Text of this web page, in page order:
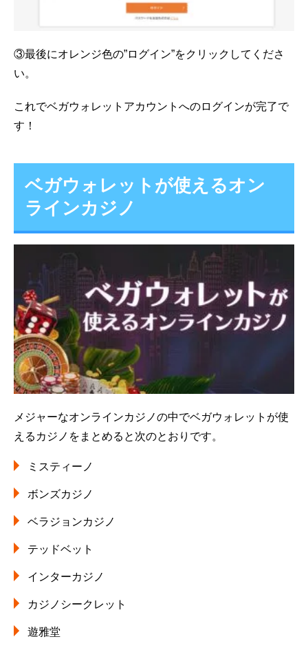
③最後にオレンジ色の”ログイン”をクリックしてくださ
い。
これでベガウォレットアカウントへのログインが完了で
す！
ベガウォレットが使えるオン
ラインカジノ
メジャーなオンラインカジノの中でベガウォレットが使
えるカジノをまとめると次のとおりです。
ミスティーノ
ボンズカジノ
ベラジョンカジノ
テッドベット
インターカジノ
カジノシークレット
遊雅堂